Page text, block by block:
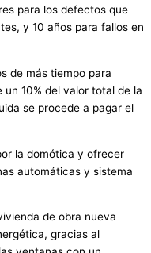
para los defectos que
y 10 años para fallos en
de más tiempo para
10% del valor total de la
se procede a pagar el
la domótica y ofrecer
automáticas y sistema
de obra nueva
gracias al